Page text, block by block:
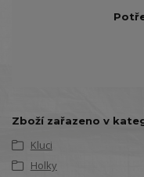
Zboží zařazeno v
Kluci
Holky